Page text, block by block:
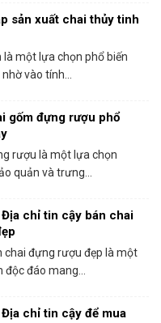
sản xuất chai thủy tinh
là một lựa chọn phổ biến
vào tính...
gốm đựng rượu phổ
rượu là một lựa chọn
quản và trưng...
chỉ tin cậy bán chai
chai đựng rượu đẹp là một
đáo mang...
chỉ tin cậy để mua